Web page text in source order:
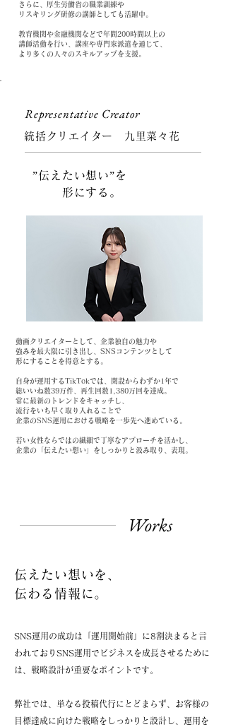
さらに、厚生労働省の職業訓練や
リスキリング研修の講師としても活躍中。
教育機関や金融機関などで年間200時間以上の
講師活動を行い、講座や専門家派遣を通じて、
より多くの人々のスキルアップを支援。
Representative Creator
統括クリエイター 九里菜々花
”伝えたい想い”を
形にする。
動画クリエイターとして、企業独自の魅力や
強みを最大限に引き出し、SNSコンテンツとして
形にすることを得意とする。
自身が運用するTikTokでは、開設からわずか1年で
総いいね数39万件、再生回数1,380万回を達成。
常に最新のトレンドをキャッチし、
流行をいち早く取り入れることで
企業のSNS運用における戦略を一歩先へ進めている。
若い女性ならではの繊細で丁寧なアプローチを活かし、
企業の「伝えたい想い」をしっかりと汲み取り、表現。
Works
伝えたい想いを、
伝わる情報に。
SNS運用の成功は「運用開始前」に8割決まると言
われており SNS運用でビジネスを成長させるために
は、戦略設計が重要なポイントです。
弊社では、単なる投稿代行にとどまらず、お客様の
目標達成に向けた戦略を しっかりと設計し、運用を